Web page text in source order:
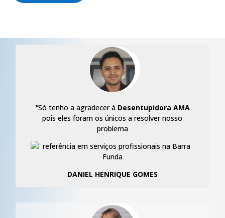
"Só tenho a agradecer à Desentupidora AMA
pois eles foram os únicos a resolver nosso
problema
DANIEL HENRIQUE GOMES